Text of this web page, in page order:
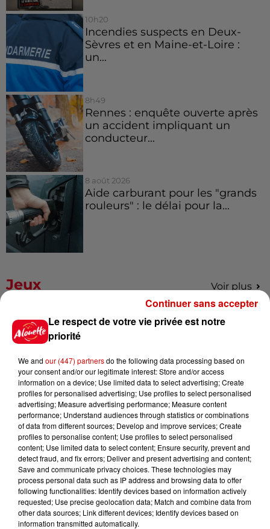
10h20
Incendies suspects en Deux-
Sèvres et en Maine-et-Loire :
un...
8h49
Rennes : enquête ouverte après
un accident impliquant un
conducteur...
8 août 2026
Aide carburant pour les "grands
rouleurs" : le délai pour la...
Jeux Voir plus
Gagnez vos places pour le
festival Marché Gourmand 2026
Le Duel - Gagnez vos entrées
pour l'un des zoos de nos
régions !
Destination Vacances - Gagnez
votre séjour en famille au cœur
de la...
Le respect de votre vie privée est notre
priorité
We and our (447) partnersdo the following data processing based on
your consent and/or our legitimate interest: Store and/or access
information on a device; Use limited data to select advertising; Create
profiles for personalised advertising; Use profiles to select personalised
advertising; Measure advertising performance; Measure content
performance; Understand audiences through statistics or combinations
of data from different sources; Develop and improve services; Create
profiles to personalise content; Use profiles to select personalised
content; Use limited data to select content; Ensure security, prevent and
detect fraud, and fix errors; Deliver and present advertising and content;
Save and communicate privacy choices. These technologies may
process personal data such as IP address and browsing data to offer
following functionalities: Identify devices based on information actively
requested; Use precise geolocation data; Match and combine data from
other data sources; Link different devices; Identify devices based on
information transmitted automatically.
Continuer sans accepter